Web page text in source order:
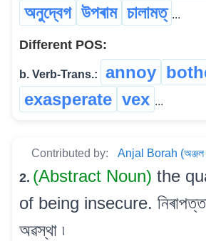
অনুদ্বেগ উপৰাম চালামত্ ...
Different POS:
b. Verb-Trans.: annoy
exasperate vex ...
Contributed by: Anjal Borah (অঞ্জল
2. (Abstract Noun) the
of being insecure.
অৱস্থা ৷